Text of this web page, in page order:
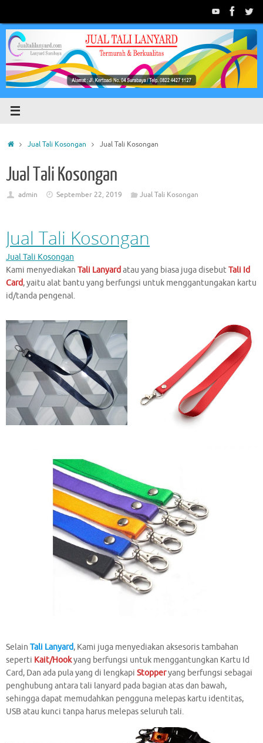
content
HomeJual Tali Kosongan Jual Tali Kosongan
Jual Tali Kosongan
admin September 22, 2019 Jual Tali Kosongan
Jual Tali Kosongan
Jual Tali Kosongan
Kami menyediakan Tali Lanyardatau yang biasa juga disebutTali Id
Card, yaitu alat bantu yang berfungsi untuk menggantungakan kartu
id/tanda pengenal.
Selain Tali Lanyard, Kami juga menyediakan aksesoris tambahan
seperti Kait/Hookyang berfungsi untuk menggantungkan Kartu Id
Card, Dan ada pula yang di lengkapi Stopperyang berfungsi sebagai
penghubung antara tali lanyard pada bagian atas dan bawah,
sehingga dapat memudahkan pengguna melepas kartu identitas,
USB atau kunci tanpa harus melepas seluruh tali.